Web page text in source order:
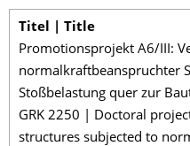
Titel | Title
Promotionsprojekt A6/III:
normalkraftbeanspruchter
Stoßbelastung quer zur
GRK 2250 | Doctoral
structures subjected to